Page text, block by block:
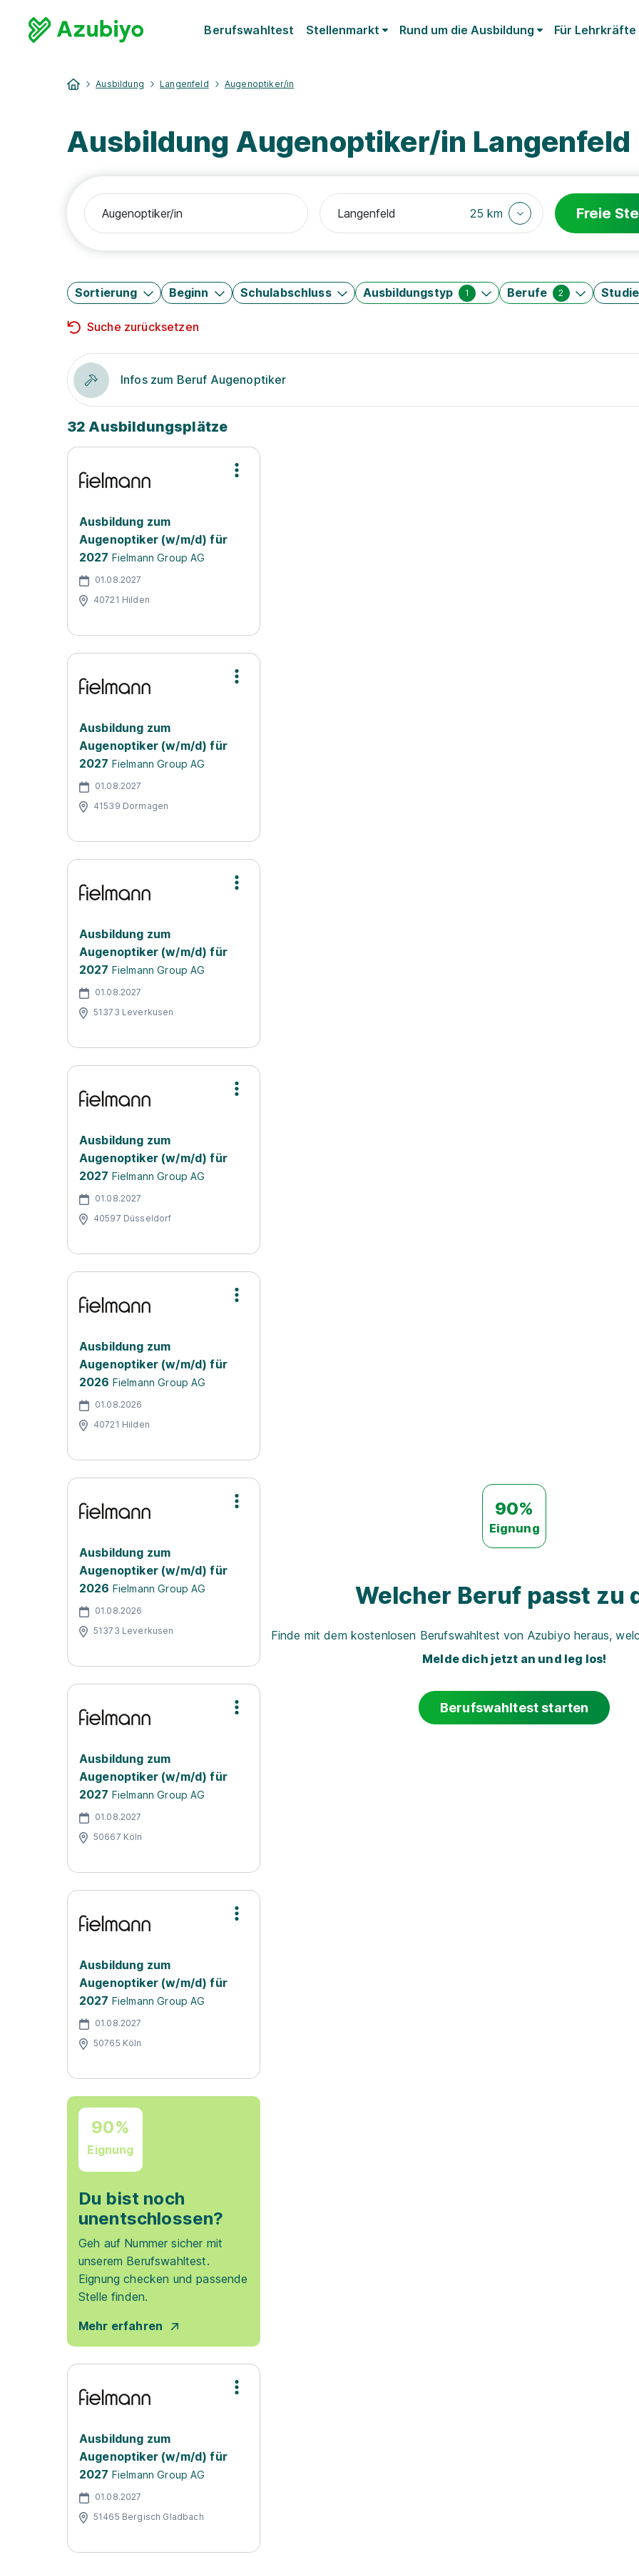
Berufswahltest Stellenmarkt Rund um die Ausbildung Für Lehrkräfte
Ausbildung Langenfeld Augenoptiker/in
Ausbildung Augenoptiker/in Langenfeld
25 km Freie
Sortierung Beginn Schulabschluss Ausbildungstyp 1 Berufe 2
Suche zurücksetzen
Infos zum Beruf Augenoptiker
32 Ausbildungsplätze
Ausbildung zum
Augenoptiker (w/m/d) für
2027 Fielmann Group AG
01.08.2027
40721 Hilden
Ausbildung zum
Augenoptiker (w/m/d) für
2027 Fielmann Group AG
01.08.2027
41539 Dormagen
Ausbildung zum
Augenoptiker (w/m/d) für
2027 Fielmann Group AG
01.08.2027
51373 Leverkusen
Ausbildung zum
Augenoptiker (w/m/d) für
2027 Fielmann Group AG
01.08.2027
40597 Düsseldorf
Ausbildung zum
Augenoptiker (w/m/d) für
2026 Fielmann Group AG
01.08.2026
40721 Hilden
Ausbildung zum
Augenoptiker (w/m/d) für
2026 Fielmann Group AG
01.08.2026
51373 Leverkusen
Ausbildung zum
Augenoptiker (w/m/d) für
2027 Fielmann Group AG
01.08.2027
50667 Köln
Ausbildung zum
Augenoptiker (w/m/d) für
2027 Fielmann Group AG
01.08.2027
50765 Köln
90%
Eignung
Du bist noch
unentschlossen?
Geh auf Nummer sicher mit
unserem Berufswahltest.
Eignung checken und passende
Stelle finden.
Mehr erfahren
Ausbildung zum
Augenoptiker (w/m/d) für
2027 Fielmann Group AG
01.08.2027
51465 Bergisch Gladbach
90%
Eignung
Welcher Beruf passt zu
Finde mit dem kostenlosen Berufswahltest von Azubiyo heraus,
Melde dich jetzt an und leg los!
Berufswahltest starten